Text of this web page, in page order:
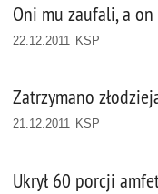
Oni mu zaufali, a on
22.12.2011 KSP
Zatrzymano
21.12.2011 KSP
Ukrył 60 porcji